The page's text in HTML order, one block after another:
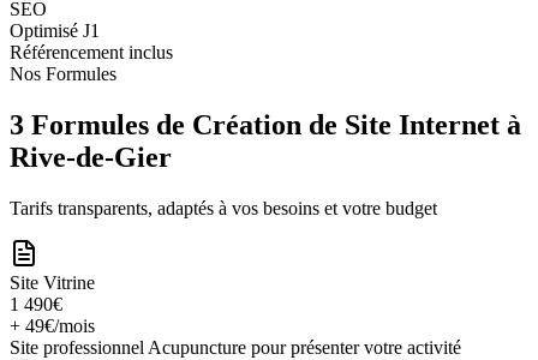
SEO
Optimisé J1
Référencement inclus
Nos Formules
3 Formules de Création de Site Internet à
Rive-de-Gier
Tarifs transparents, adaptés à vos besoins et votre budget
Site Vitrine
1 490€
+ 49€/mois
Site professionnel Acupuncture pour présenter votre activité